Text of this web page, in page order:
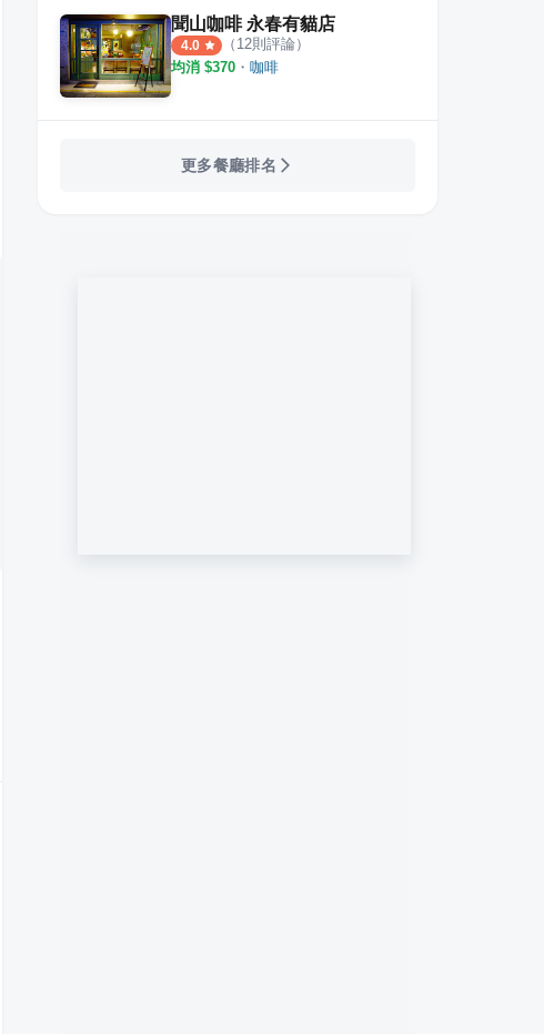
3.5
聞山咖啡 永春有貓店
4.0 （ 12則評論）
均消 $370 ・ 咖啡
更多餐廳排名